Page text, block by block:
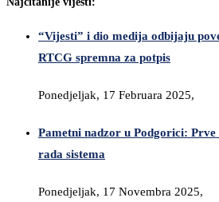
“Vijesti” i dio medija odbijaju
RTCG spremna za potpis
Ponedjeljak, 17 Februara 2025,
Pametni nadzor u Podgorici: Prve
rada sistema
Ponedjeljak, 17 Novembra 2025,